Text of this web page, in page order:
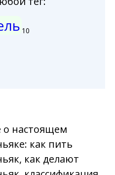
10
о настоящем
как пить
как делают